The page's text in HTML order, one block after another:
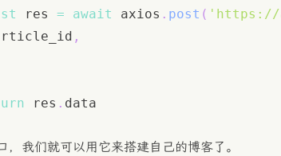
res = await axios . post ( 'https://
,
res . data
，我们就可以用它来搭建自己的博客了。